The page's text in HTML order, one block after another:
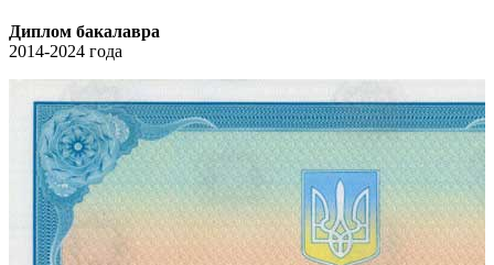
Диплом бакалавра
2014-2024 года